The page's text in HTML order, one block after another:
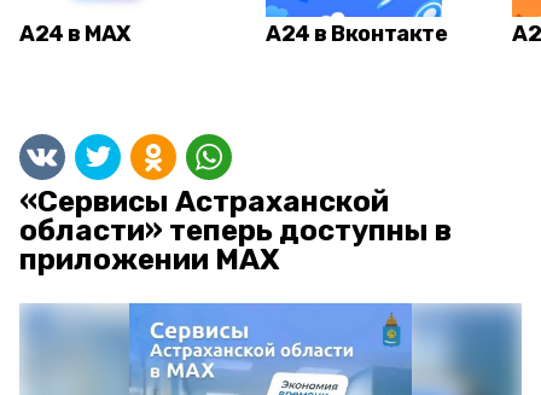
А24 в MAX А24 в Вконтакте
«Сервисы Астраханской
области» теперь доступны в
приложении MAX